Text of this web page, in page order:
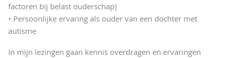
factoren bij belast ouderschap)
• Persoonlijke ervaring als ouder van een dochter met
autisme
In mijn lezingen gaan kennis overdragen en ervaringen